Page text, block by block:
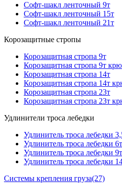
Софт-шакл ленточный 9т
Софт-шакл ленточный 15т
Софт-шакл ленточный 21т
Корозащитные стропы
Корозащитная стропа 9т
Корозащитная стропа 9т
Корозащитная стропа 14т
Корозащитная стропа 14т
Корозащитная стропа 23т
Корозащитная стропа 23т
Удлинители троса лебедки
Удлинитель троса лебедки
Удлинитель троса лебедки 6т
Удлинитель троса лебедки 9т
Удлинитель троса лебедки
Системы крепления груза(27)